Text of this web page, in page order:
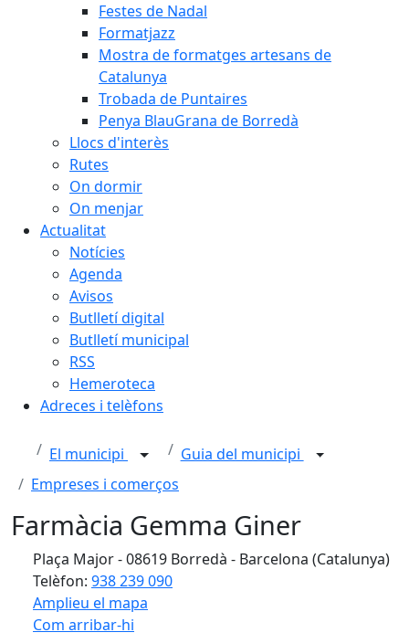
Festes de Nadal
Formatjazz
Mostra de formatges artesans de
Catalunya
Trobada de Puntaires
Penya BlauGrana de Borredà
Llocs d'interès
Rutes
On dormir
On menjar
Actualitat
Notícies
Agenda
Avisos
Butlletí digital
Butlletí municipal
RSS
Hemeroteca
Adreces i telèfons
El municipi
Guia del municipi
Empreses i comerços
Farmàcia Gemma Giner
Plaça Major - 08619 Borredà - Barcelona (Catalunya)
Telèfon: 938 239 090
Amplieu el mapa
Com arribar-hi